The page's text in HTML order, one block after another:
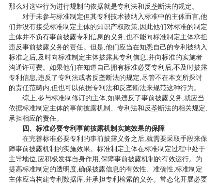
那么对这些行为进行规制的依据就是专利法和反垄断法的规定。
对于未参与标准制定但其专利技术被纳入标准中的主体而言,他
们并没有接受标准制定主体的知识产权政策,因此他们对标准的制定
主体并不负有事前披露专利信息的义务,也不能向标准制定主体承担
违反事前披露义务的责任。但是,他们应当在知悉自己的专利被纳入
标准之后,及时向标准制定主体披露其专利信息,并向标准的实施者
沟通许可费。如果他们在知道自己拥有标准必要专利后,不及时披露
专利信息,违反了专利法或者反垄断法的规定,尽管不在本文所探讨
的责任范畴内,但也可以依据专利法和反垄断法来规范这种行为。
综上,参与标准制修订的主体,如果违反了事前披露义务,就应当
依据标准制定主体的事前披露机制、专利法和反垄断法的相关规定,
承担相应的责任。
四、标准必要专利事前披露机制实施效果的保障
在完善标准必要专利的事前披露义务之后,就需要采取手段来保
障事前披露机制的实施效果。标准制定主体在标准制定过程中处于
主导地位,应积极发挥自身作用,保障事前披露机制的有效运行。为
提高标准制定的透明度,确保披露信息的有效性、准确性,标准制定
主体应当构建专利数据库,并承担专利检索的义务。常态化开展必要